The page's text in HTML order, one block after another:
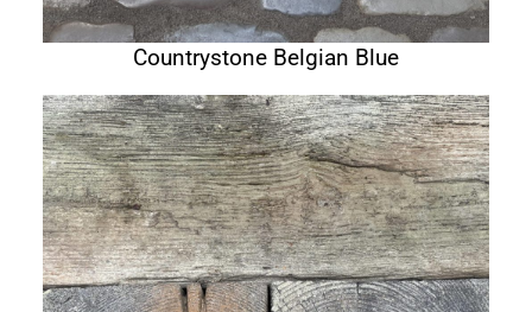
Countrystone Belgian Blue